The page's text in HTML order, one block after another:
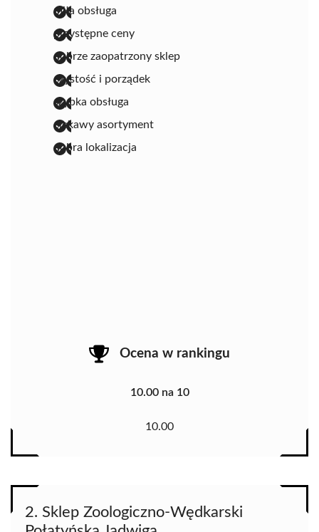
miła obsługa
przystępne ceny
dobrze zaopatrzony sklep
czystość i porządek
szybka obsługa
ciekawy asortyment
dobra lokalizacja
Ocena w rankingu
10.00 na 10
10.00
2. Sklep Zoologiczno-Wędkarski